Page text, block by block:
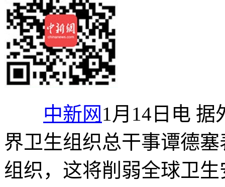
中新网 1月14日电 据
界卫生组织总干事谭德
组织，这将削弱全球卫